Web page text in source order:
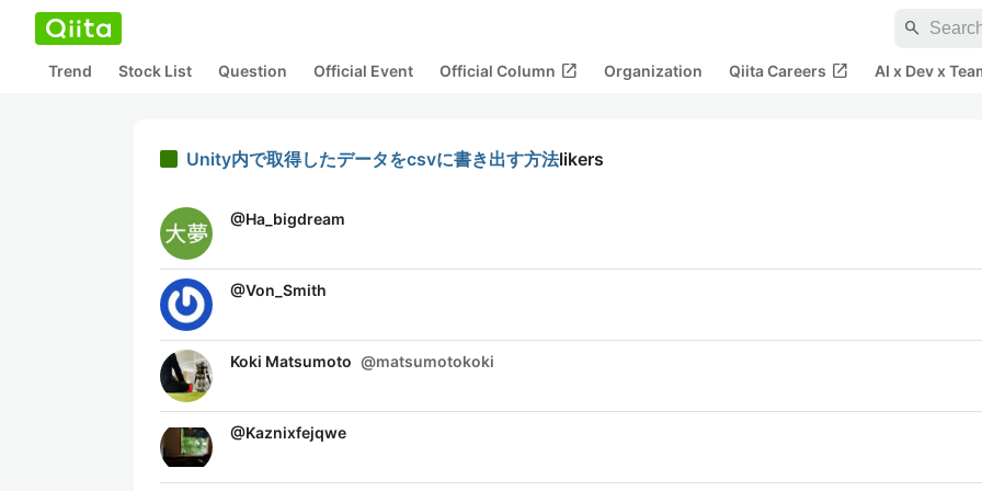
search
Trend Stock List Question Official Event Official Column open_in_new Organization Qiita Careers open_in_new AI x Dev x
Unity内で取得したデータをcsvに書き出す方法likers
@Ha_bigdream
@Von_Smith
Koki Matsumoto @matsumotokoki
@Kaznixfejqwe